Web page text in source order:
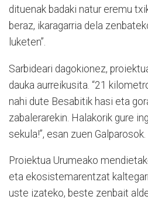
dituenak badaki natur eremu
beraz, ikaragarria dela
luketen”.
Sarbideari dagokionez,
dauka aurreikusita. “21
nahi dute Besabitik hasi eta
zabalerarekin. Halakorik gure
sekula!”, esan zuen Galparosok.
Proiektua Urumeako
eta ekosistemarentzat
uste izateko, beste zenbait